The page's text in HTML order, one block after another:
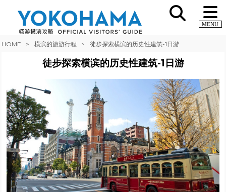
MENU
HOME 横滨的旅游行程 徒步探索横滨的历史性建筑-1日游
徒步探索横滨的历史性建筑-1日游